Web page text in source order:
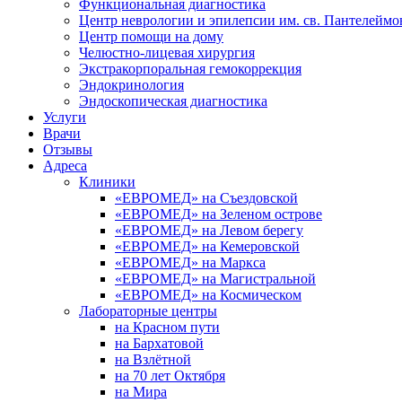
Функциональная диагностика
Центр неврологии и эпилепсии им. св.
Центр помощи на дому
Челюстно-лицевая хирургия
Экстракорпоральная гемокоррекция
Эндокринология
Эндоскопическая диагностика
Услуги
Врачи
Отзывы
Адреса
Клиники
«ЕВРОМЕД» на Съездовской
«ЕВРОМЕД» на Зеленом острове
«ЕВРОМЕД» на Левом берегу
«ЕВРОМЕД» на Кемеровской
«ЕВРОМЕД» на Маркса
«ЕВРОМЕД» на Магистральной
«ЕВРОМЕД» на Космическом
Лабораторные центры
на Красном пути
на Бархатовой
на Взлётной
на 70 лет Октября
на Мира